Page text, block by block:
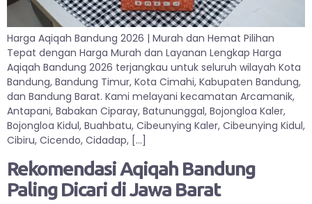
Harga Aqiqah Bandung 2026 | Murah dan Hemat Pilihan
Tepat dengan Harga Murah dan Layanan Lengkap Harga
Aqiqah Bandung 2026 terjangkau untuk seluruh wilayah Kota
Bandung, Bandung Timur, Kota Cimahi, Kabupaten Bandung,
dan Bandung Barat. Kami melayani kecamatan Arcamanik,
Antapani, Babakan Ciparay, Batununggal, Bojongloa Kaler,
Bojongloa Kidul, Buahbatu, Cibeunying Kaler, Cibeunying Kidul,
Cibiru, Cicendo, Cidadap, […]
Rekomendasi Aqiqah Bandung
Paling Dicari di Jawa Barat